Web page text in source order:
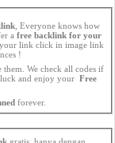
, Everyone knows how
a free backlink for your
!
if
simple ! Goodluck and enjoy your Free
forever.
gratis, hanya dengan